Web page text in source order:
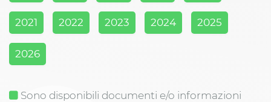
2021 2022 2023 2024 2025
2026
Sono disponibili documenti e/o informazioni